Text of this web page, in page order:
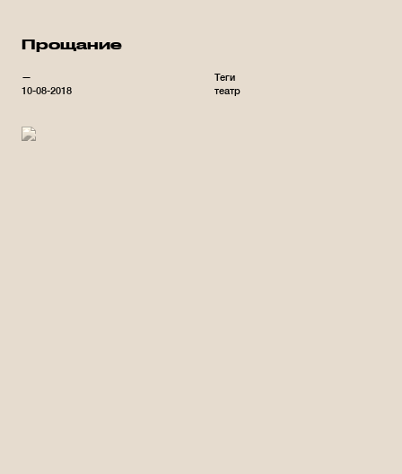
Прощание
—
10-08-2018
Теги
театр